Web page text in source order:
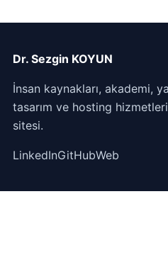
Dr. Sezgin KOYUN
İnsan kaynakları, akademi,
tasarım ve hosting
sitesi.
LinkedInGitHubWeb